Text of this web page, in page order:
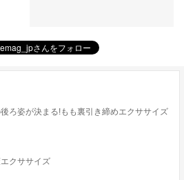
ろ姿が決まる!もも裏引き締めエクササイズ
クササイズ